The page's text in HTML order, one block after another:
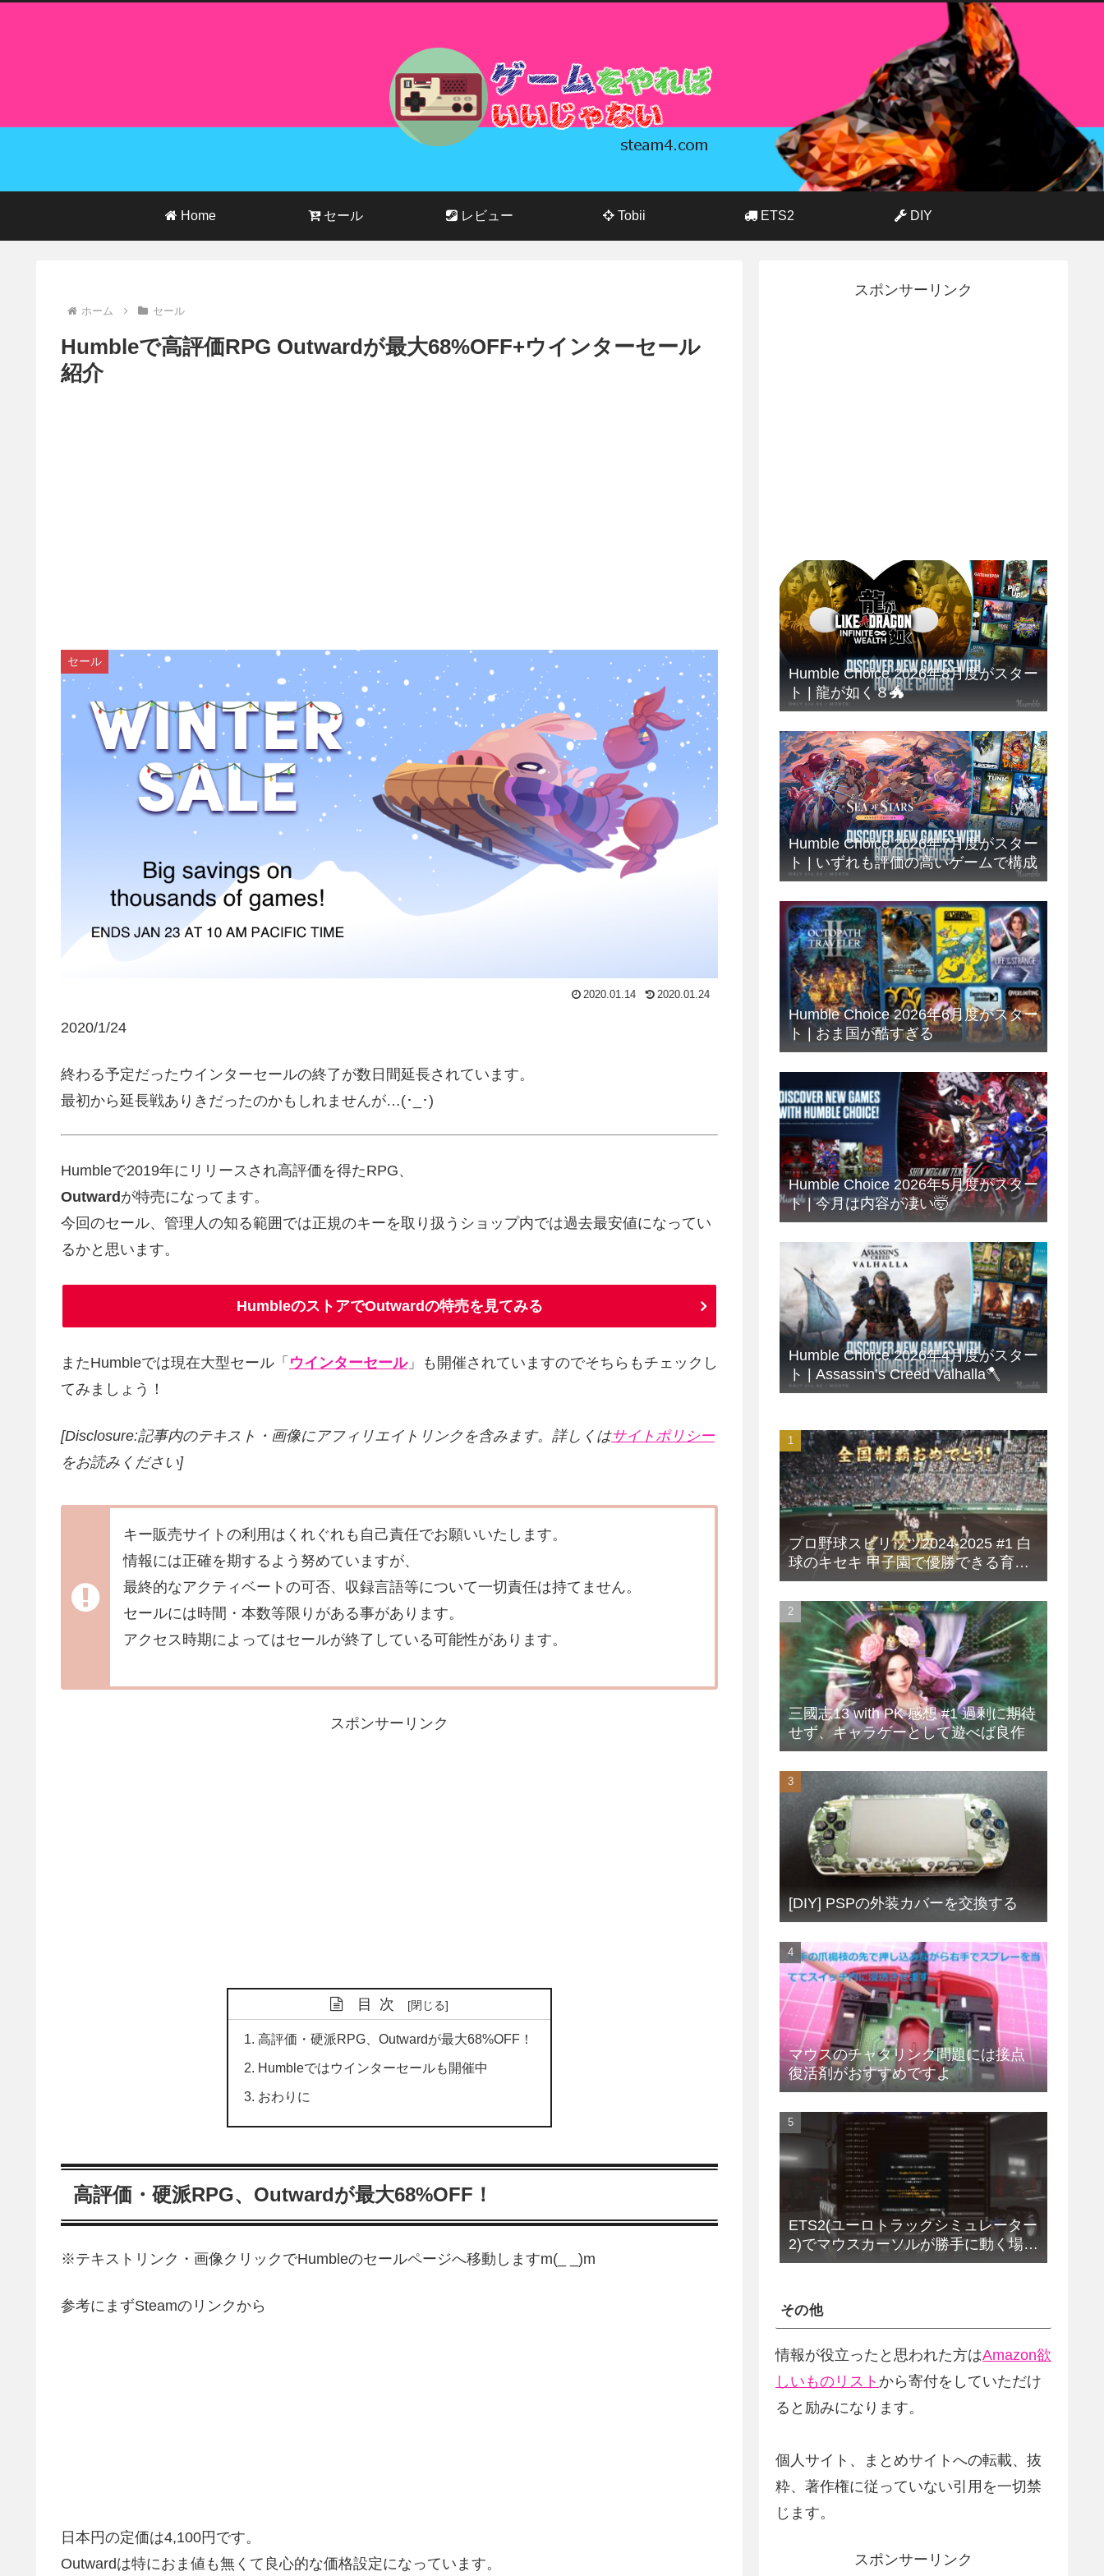
Home セール レビュー Tobii ETS2 DIY
ホーム セール
Humbleで高評価RPG Outwardが最大68%OFF+ウインターセール
紹介
セール
2020.01.14 2020.01.24
2020/1/24
終わる予定だったウインターセールの終了が数日間延長されています。
最初から延長戦ありきだったのかもしれませんが…(･_･)
Humbleで2019年にリリースされ高評価を得たRPG、
Outwardが特売になってます。
今回のセール、管理人の知る範囲では正規のキーを取り扱うショップ内では過去最安値になってい
るかと思います。
HumbleのストアでOutwardの特売を見てみる
またHumbleでは現在大型セール「 ウインターセール」も開催されていますのでそちらもチェックし
てみましょう！
[Disclosure:記事内のテキスト・画像にアフィリエイトリンクを含みます。詳しくはサイトポリシー
をお読みください]
キー販売サイトの利用はくれぐれも自己責任でお願いいたします。
情報には正確を期するよう努めていますが、
最終的なアクティベートの可否、収録言語等について一切責任は持てません。
セールには時間・本数等限りがある事があります。
アクセス時期によってはセールが終了している可能性があります。
スポンサーリンク
目次
高評価・硬派RPG、Outwardが最大68%OFF！
Humbleではウインターセールも開催中
おわりに
高評価・硬派RPG、Outwardが最大68%OFF！
※テキストリンク・画像クリックでHumbleのセールページへ移動しますm(_ _)m
参考にまずSteamのリンクから
日本円の定価は4,100円です。
Outwardは特におま値も無くて良心的な価格設定になっています。
スポンサーリンク
Humble Choice 2026年8月度がスター
ト | 龍が如く８🐲
Humble Choice 2026年7月度がスター
ト | いずれも評価の高いゲームで構成
Humble Choice 2026年6月度がスター
ト | おま国が酷すぎる
Humble Choice 2026年5月度がスター
ト | 今月は内容が凄い🤯
Humble Choice 2026年4月度がスター
ト | Assassin’s Creed Valhalla🪓
プロ野球スピリッツ2024-2025 #1 白
球のキセキ 甲子園で優勝できる育成
方法
三國志13 with PK 感想 #1 過剰に期待
せず、キャラゲーとして遊べば良作
[DIY] PSPの外装カバーを交換する
マウスのチャタリング問題には接点
復活剤がおすすめですよ
ETS2(ユーロトラックシミュレーター
2)でマウスカーソルが勝手に動く場合
の解決法(改定版)
その他
情報が役立ったと思われた方はAmazon欲
しいものリスト から寄付をしていただけ
ると励みになります。
個人サイト、まとめサイトへの転載、抜
粋、著作権に従っていない引用を一切禁
じます。
スポンサーリンク